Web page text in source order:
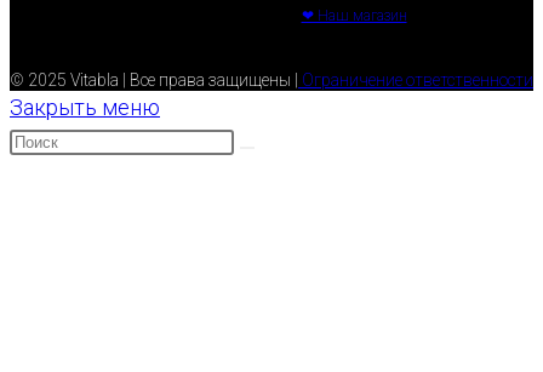
❤ Наш магазин
© 2025 Vitabla | Все права защищены | Ограничение ответственности
Закрыть меню